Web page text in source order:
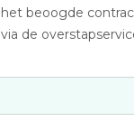
beoogde
de